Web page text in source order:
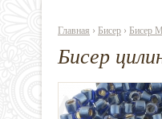
Главная › Бисер › Бисер
Бисер